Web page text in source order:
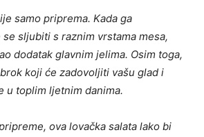
samo priprema. Kada ga
sljubiti s raznim vrstama mesa,
dodatak glavnim jelima. Osim toga,
koji će zadovoljiti vašu glad i
u toplim ljetnim danima.
ova lovačka salata lako bi